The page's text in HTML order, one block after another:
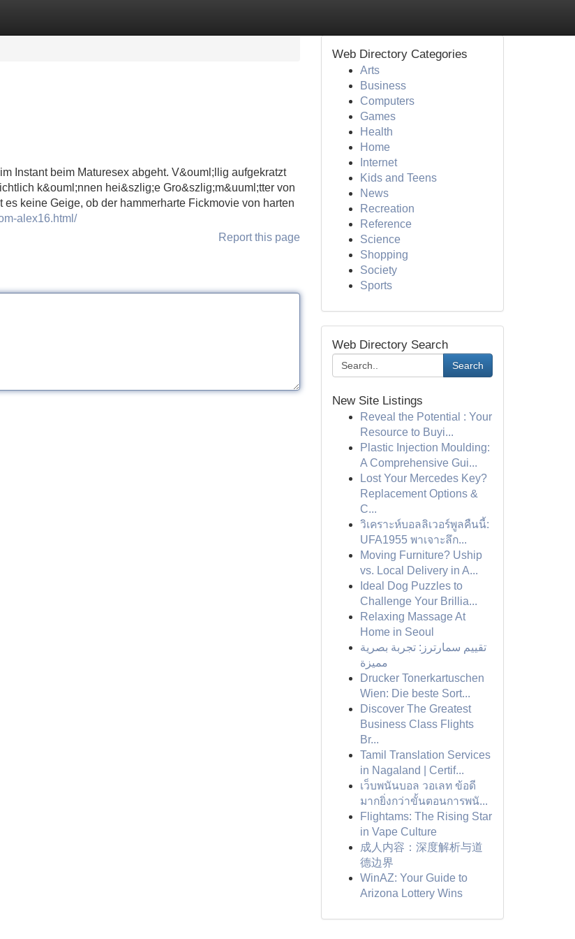
Instant beim Maturesex abgeht. V&ouml;llig aufgekratzt
k&ouml;nnen hei&szlig;e Gro&szlig;m&uuml;tter von
keine Geige, ob der hammerharte Fickmovie von harten
alex16.html/
Report this page
Web Directory Categories
Arts
Business
Computers
Games
Health
Home
Internet
Kids and Teens
News
Recreation
Reference
Science
Shopping
Society
Sports
Web Directory Search
Search
New Site Listings
Reveal the Potential : Your
Resource to Buyi...
Plastic Injection Moulding:
A Comprehensive Gui...
Lost Your Mercedes Key?
Replacement Options &
C...
วิเคราะห์บอลลิเวอร์พูลคืนนี้:
UFA1955 พาเจาะลึก...
Moving Furniture? Uship
vs. Local Delivery in A...
Ideal Dog Puzzles to
Challenge Your Brillia...
Relaxing Massage At
Home in Seoul
تقييم سمارترز: تجربة بصرية
مميزة
Drucker Tonerkartuschen
Wien: Die beste Sort...
Discover The Greatest
Business Class Flights
Br...
Tamil Translation Services
in Nagaland | Certif...
เว็บพนันบอล วอเลท ข้อดี
มากยิ่งกว่าขั้นตอนการพนั...
Flightams: The Rising Star
in Vape Culture
成人内容：深度解析与道
德边界
WinAZ: Your Guide to
Arizona Lottery Wins